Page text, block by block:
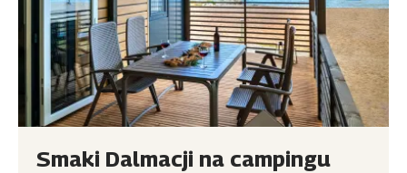
Smaki Dalmacji na campingu